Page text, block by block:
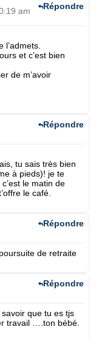
am
et c’est bien
de m’avoir
Répondre
tu sais très bien
à pieds)! je te
le matin de
le café.
Répondre
de retraite
Répondre
que tu es tjs
travail ….ton bébé.
Répondre